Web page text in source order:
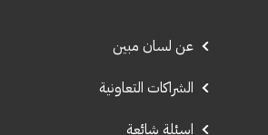
عن لسان مبين
الشراكات التعاونية
اسئلة شائعة